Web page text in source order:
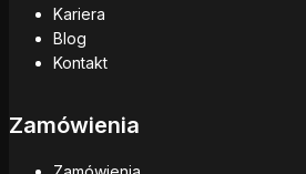
Kariera
Blog
Kontakt
Zamówienia